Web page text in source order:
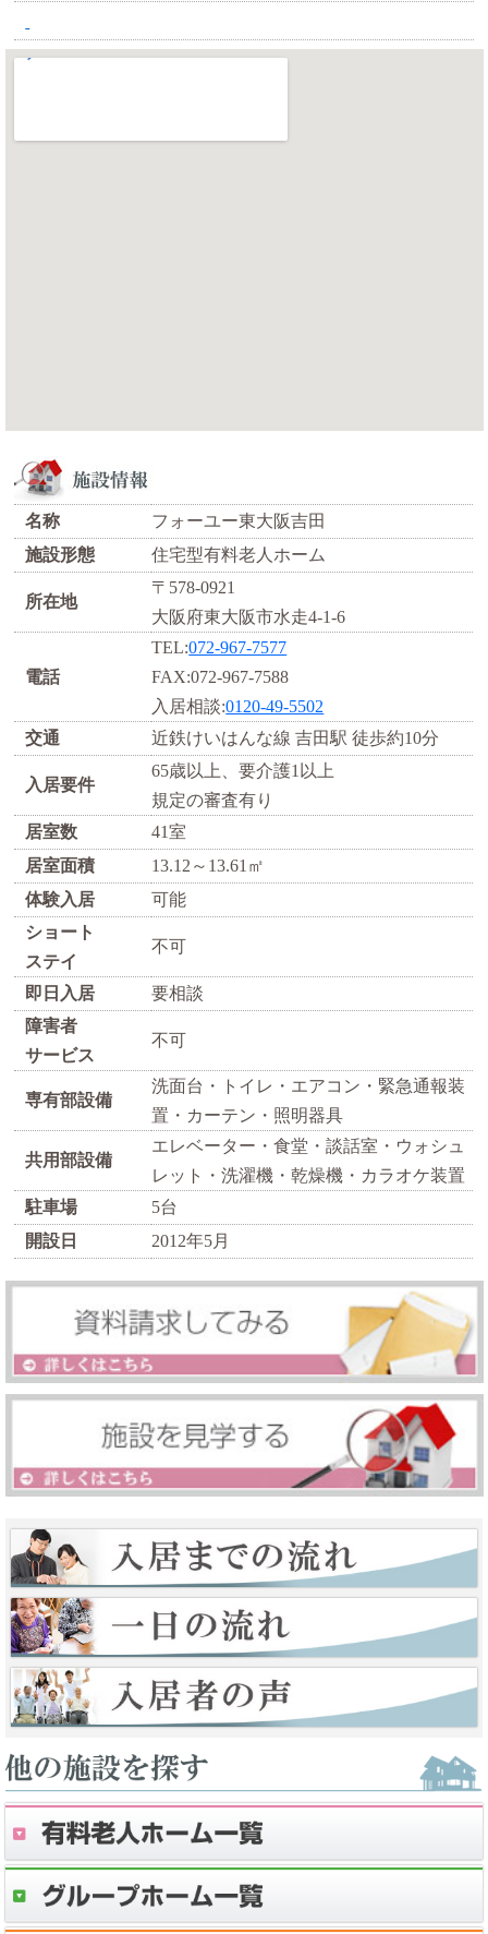
名称
フォーユー東大阪吉田
施設形態
住宅型有料老人ホーム
所在地
〒578-0921
大阪府東大阪市水走4-1-6
電話
TEL:072-967-7577
FAX:072-967-7588
入居相談:0120-49-5502
交通
近鉄けいはんな線 吉田駅 徒歩約10分
入居要件
65歳以上、要介護1以上
規定の審査有り
居室数
41室
居室面積
13.12～13.61㎡
体験入居
可能
ショート
ステイ
不可
即日入居
要相談
障害者
サービス
不可
専有部設備
洗面台・トイレ・エアコン・緊急通報装
置・カーテン・照明器具
共用部設備
エレベーター・食堂・談話室・ウォシュ
レット・洗濯機・乾燥機・カラオケ装置
駐車場
5台
開設日
2012年5月